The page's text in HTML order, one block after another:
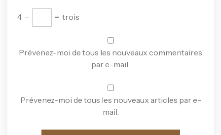
4 − = trois
Prévenez-moi de tous les nouveaux commentaires
par e-mail.
Prévenez-moi de tous les nouveaux articles par e-
mail.